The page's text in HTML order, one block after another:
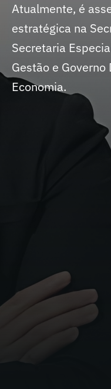
Atualmente, é
estratégica na
Secretaria
Gestão e
Economia.
Especialista em
Contabilidade
Administração
Exterior. Servidor
2010. Possui
Gestão de
pela ABPMP®